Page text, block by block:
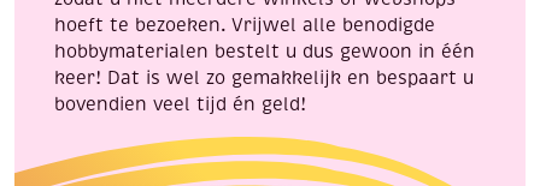
hoeft te bezoeken. Vrijwel alle benodigde
hobbymaterialen bestelt u dus gewoon in één
keer! Dat is wel zo gemakkelijk en bespaart u
bovendien veel tijd én geld!